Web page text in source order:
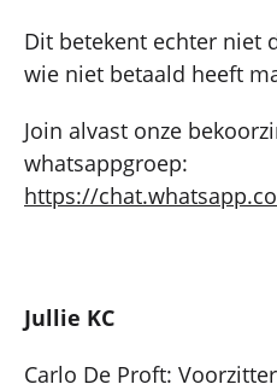
Dit betekent echter niet
wie niet betaald heeft
Join alvast onze
whatsappgroep:
https://
Jullie KC
Carlo De Proft: Voorzitter